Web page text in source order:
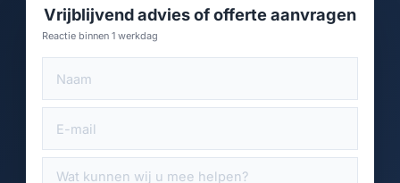
Vrijblijvend advies of offerte aanvragen
Reactie binnen 1 werkdag